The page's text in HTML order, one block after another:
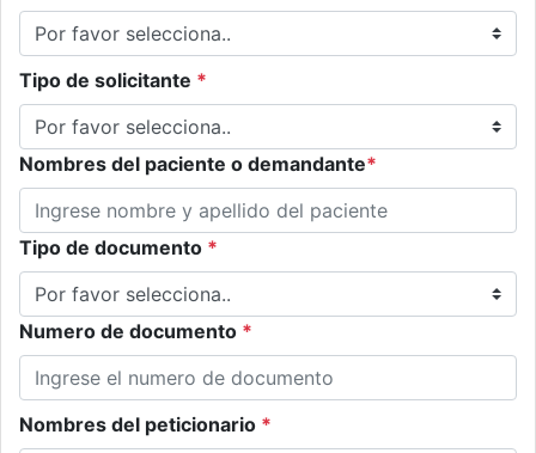
Tipo de solicitante *
Nombres del paciente o demandante*
Tipo de documento *
Numero de documento *
Nombres del peticionario *